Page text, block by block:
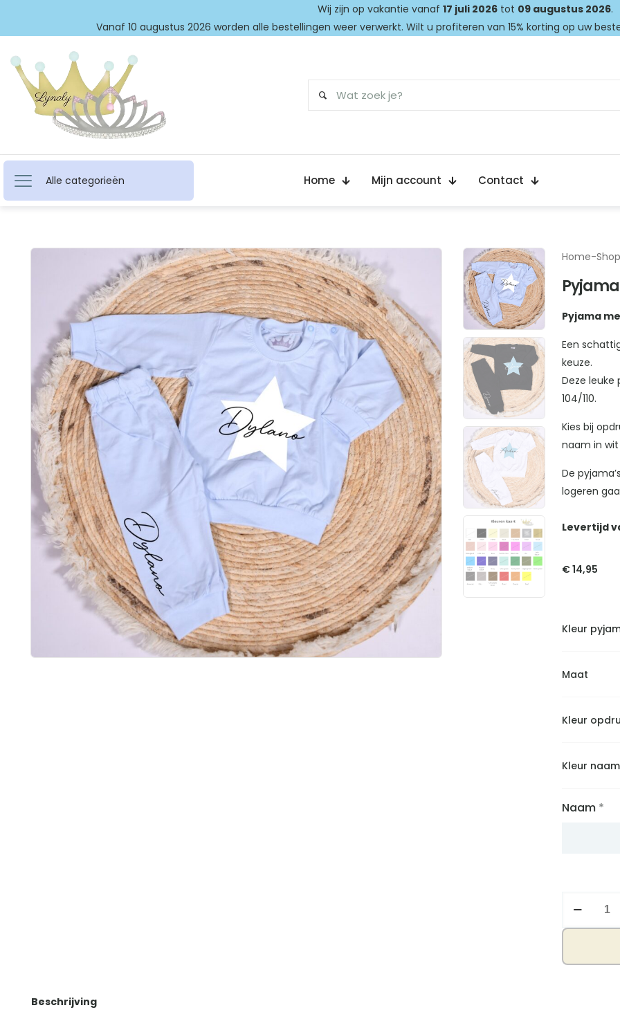
Wij zijn op vakantie vanaf 17 juli 2026tot 09 augustus 2026.
Vanaf 10 augustus 2026 worden alle bestellingen weer verwerkt. Wilt u profiteren van 15% korting op uw
Alle categorieën Home Mijn account Contact
Home-Shop
Pyjama
Een
keuze.
Deze
104/110.
Kies bij
naam in
De
logeren
Levertijd
€14,95
Kleur
Maat
Kleur
Kleur naam
Naam *
aantal
Beschrijving